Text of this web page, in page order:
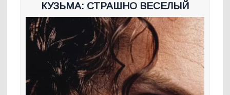
КУЗЬМА: СТРАШНО ВЕСЕЛЫЙ